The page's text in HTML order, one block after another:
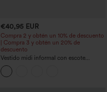
€40,95 EUR
Compra 2 y obtén un 10% de descuento
| Compra 3 y obtén un 20% de
descuento
Vestido midi informal con escote
redondo, sujetador integrado, sin
mangas y bajo con volantes